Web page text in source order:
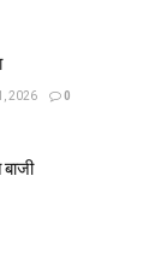
2026 0
बाजी